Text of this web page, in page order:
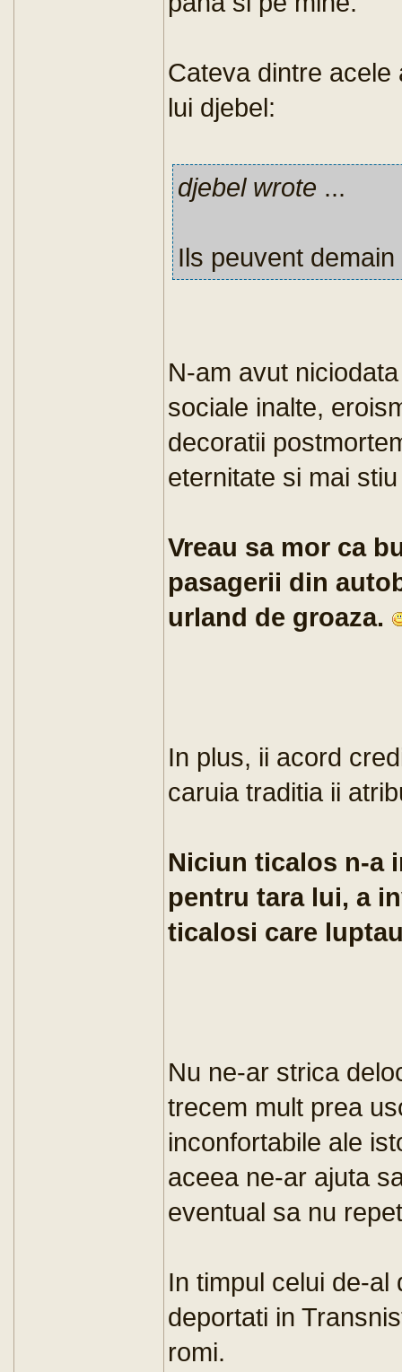
Cateva dintre
lui djebel:
djebel wrote ...
Ils peuvent
N-am avut
sociale inalte,
decoratii
eternitate si mai
Vreau sa mor ca
pasagerii din
urland de groaza.
In plus, ii acord
caruia traditia ii
Niciun ticalos n-a
pentru tara lui, a
ticalosi care
Nu ne-ar strica
trecem mult prea
inconfortabile ale
aceea ne-ar ajuta
eventual sa nu
In timpul celui de-al
deportati in
romi.